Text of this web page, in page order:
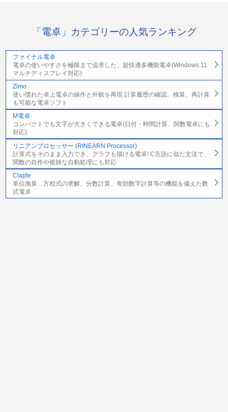
「電卓」カテゴリーの人気ランキング
ファイナル電卓
電卓の使いやすさを極限まで追求した、超快適多機能電卓(Windows 11
マルチディスプレイ対応)
Zimo
使い慣れた卓上電卓の操作と外観を再現 計算履歴の確認、検算、再計算
も可能な電卓ソフト
M電卓
コンパクトでも文字が大きくできる電卓(日付・時間計算、関数電卓にも
対応)
リニアンプロセッサー (RINEARN Processor)
計算式をそのまま入力でき、グラフも描ける電卓! C言語に似た文法で、
関数の自作や複雑な自動処理にも対応
Clapte
単位換算、方程式の求解、分数計算、有効数字計算等の機能を備えた数
式電卓